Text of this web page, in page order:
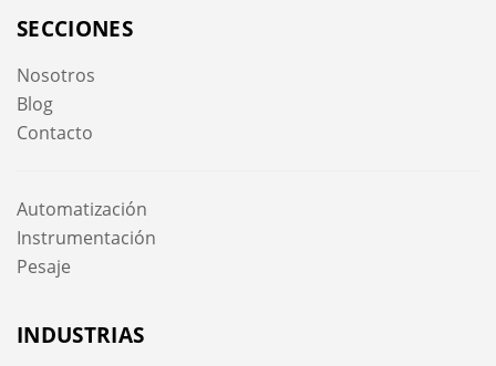
SECCIONES
Nosotros
Blog
Contacto
Automatización
Instrumentación
Pesaje
INDUSTRIAS